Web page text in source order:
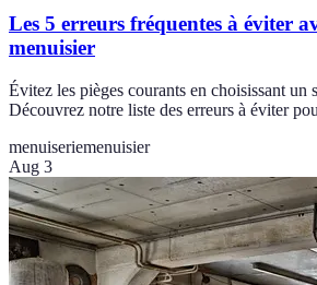
Les 5 erreurs fréquentes à éviter
menuisier
Évitez les pièges courants en choisissant un
Découvrez notre liste des erreurs à éviter
menuiseriemenuisier
Aug 3